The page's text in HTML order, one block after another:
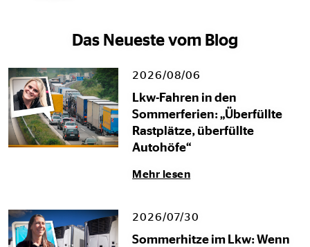
Das Neueste vom Blog
2026/08/06
Lkw-Fahren in den
Sommerferien: „Überfüllte
Rastplätze, überfüllte
Autohöfe“
Mehr lesen
2026/07/30
Sommerhitze im Lkw: Wenn